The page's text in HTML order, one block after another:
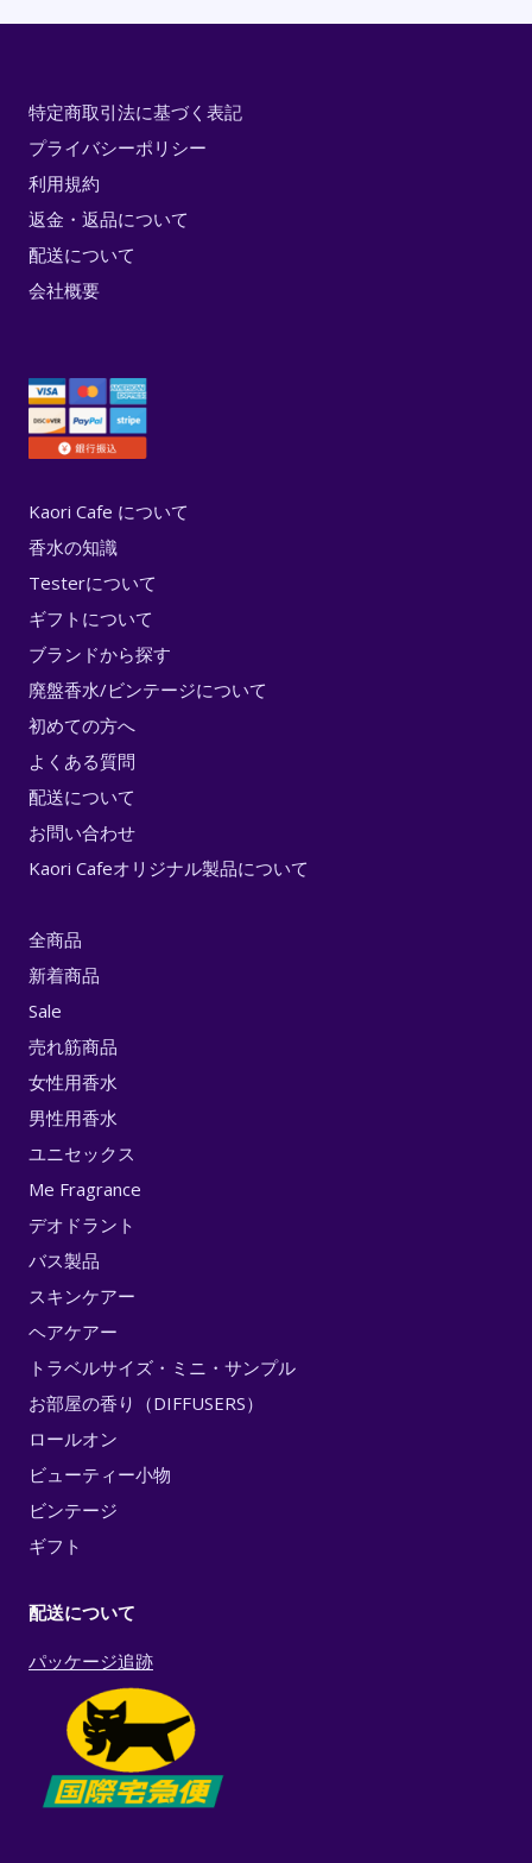
特定商取引法に基づく表記
プライバシーポリシー
利用規約
返金・返品について
配送について
会社概要
Kaori Cafe について
香水の知識
Testerについて
ギフトについて
ブランドから探す
廃盤香水/ビンテージについて
初めての方へ
よくある質問
配送について
お問い合わせ
Kaori Cafeオリジナル製品について
全商品
新着商品
Sale
売れ筋商品
女性用香水
男性用香水
ユニセックス
Me Fragrance
デオドラント
バス製品
スキンケアー
ヘアケアー
トラベルサイズ・ミニ・サンプル
お部屋の香り（DIFFUSERS）
ロールオン
ビューティー小物
ビンテージ
ギフト
配送について
パッケージ追跡